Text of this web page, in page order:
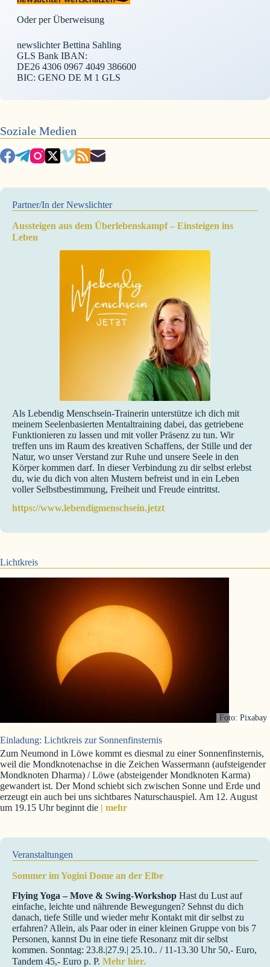
Oder per Überweisung
newslichter Bettina Sahling
GLS Bank IBAN:
DE26 4306 0967 4049 386600
BIC: GENO DE M 1 GLS
Soziale Medien
Partner/In der Newslichter
Aussteigen aus dem Überlebenskampf – Einsteigen ins
Leben
Als Lebendig Menschsein-Trainerin unterstütze ich dich mit
meinem Seelenbasierten Mentaltraining dabei, das getriebene
Funktionieren zu lassen und mit voller Präsenz zu tun. Wir
treffen uns im Raum des kreativen Schaffens, der Stille und der
Natur, wo unser Verstand zur Ruhe und unsere Seele in den
Körper kommen darf. In dieser Verbindung zu dir selbst erlebst
du, wie du dich von alten Mustern befreist und in ein Leben
voller Selbstbestimmung, Freiheit und Freude eintrittst.
https://www.lebendigmenschsein.jetzt
Lichtkreis
Foto: Pixabay
Einladung: Lichtkreis zur Sonnenfinsternis
Zum Neumond in Löwe kommt es diesmal zu einer Sonnenfinsternis,
weil die Mondknotenachse in die Zeichen Wassermann (aufsteigender
Mondknoten Dharma) / Löwe (absteigender Mondknoten Karma)
gewandert ist. Der Mond schiebt sich zwischen Sonne und Erde und
erzeugt ein auch bei uns sichtbares Naturschauspiel. Am 12. August
um 19.15 Uhr beginnt die | mehr
Veranstaltungen
Sommer im Yogini Dome an der Elbe
Flying Yoga – Move & Swing-Workshop Hast du Lust auf
einfache, leichte und nährende Bewegungen? Sehnst du dich
danach, tiefe Stille und wieder mehr Kontakt mit dir selbst zu
erfahren? Allein, als Paar oder in einer kleinen Gruppe von bis 7
Personen, kannst Du in eine tiefe Resonanz mit dir selbst
kommen. Sonntag: 23.8.|27.9.| 25.10.. / 11-13.30 Uhr 50,- Euro,
Tandem 45,- Euro p. P. Mehr hier.